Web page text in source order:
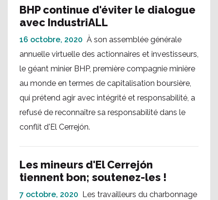
BHP continue d'éviter le dialogue
avec IndustriALL
16 octobre, 2020 À son assemblée générale
annuelle virtuelle des actionnaires et investisseurs,
le géant minier BHP, première compagnie minière
au monde en termes de capitalisation boursière,
qui prétend agir avec intégrité et responsabilité, a
refusé de reconnaître sa responsabilité dans le
conflit d'El Cerrejón.
Les mineurs d'El Cerrejón
tiennent bon; soutenez-les !
7 octobre, 2020 Les travailleurs du charbonnage